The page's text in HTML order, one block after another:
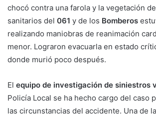
chocó contra una farola y la vegetación
sanitarios del 061 y de los Bomberos
realizando maniobras de reanimación
menor. Lograron evacuarla en estado
donde murió poco después.
El equipo de investigación de siniestros
Policía Local se ha hecho cargo del caso
las circunstancias del accidente. Una de